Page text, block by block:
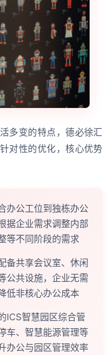
多变的特点，德必徐汇
对性的优化，核心优势
办公工位到独栋办公
据企业需求调整内部
等不同阶段的需求
备共享会议室、休闲
公共设施，企业无需
低非核心办公成本
ICS智慧园区综合管
车、智慧能源管理等
办公与园区管理效率